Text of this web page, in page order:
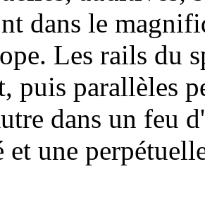
dans le
Les rails du
puis parallèles
dans un feu
et une